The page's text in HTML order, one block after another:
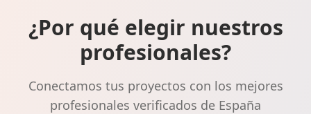
¿Por qué elegir nuestros
profesionales?
Conectamos tus proyectos con los mejores
profesionales verificados de España